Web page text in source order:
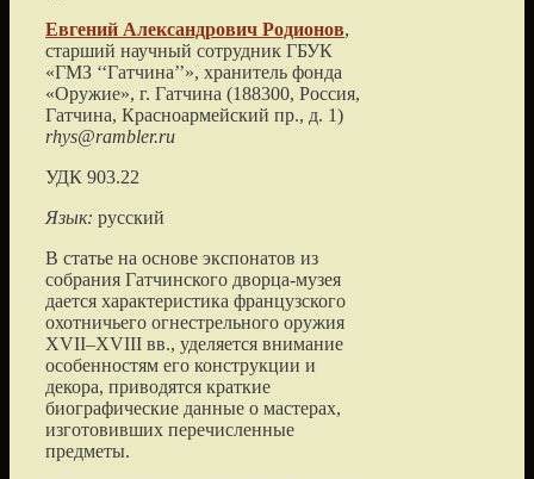
Евгений Александрович Родионов,
старший научный сотрудник ГБУК
«ГМЗ ‘‘Гатчина’’», хранитель фонда
«Оружие», г. Гатчина (188300, Россия,
Гатчина, Красноармейский пр., д. 1)
rhys@rambler.ru
УДК 903.22
Язык: русский
В статье на основе экспонатов из
собрания Гатчинского дворца-музея
дается характеристика французского
охотничьего огнестрельного оружия
XVII–XVIII вв., уделяется внимание
особенностям его конструкции и
декора, приводятся краткие
биографические данные о мастерах,
изготовивших перечисленные
предметы.